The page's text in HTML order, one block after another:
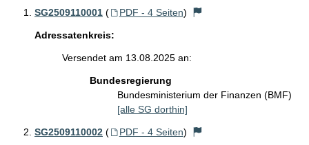
SG2509110001 ( PDF - 4 Seiten)
Adressatenkreis:
Versendet am 13.08.2025 an:
Bundesregierung
Bundesministerium der Finanzen (BMF)
[alle SG dorthin]
SG2509110002 ( PDF - 4 Seiten)